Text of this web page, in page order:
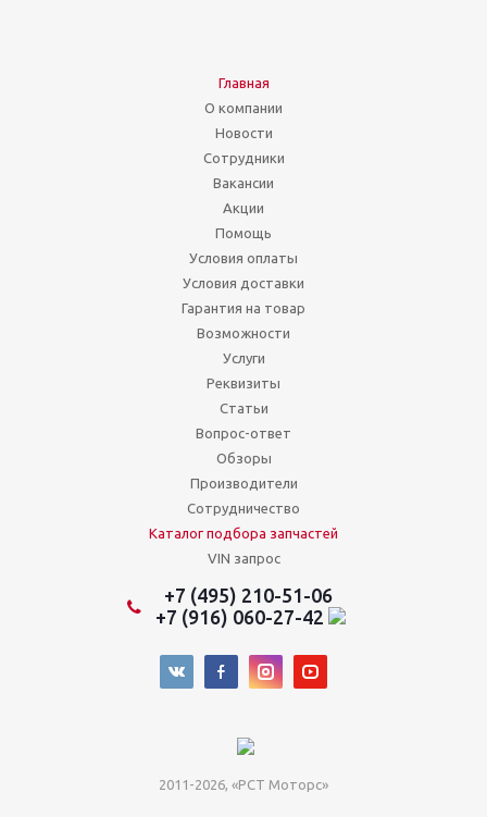
Главная
О компании
Новости
Сотрудники
Вакансии
Акции
Помощь
Условия оплаты
Условия доставки
Гарантия на товар
Возможности
Услуги
Реквизиты
Статьи
Вопрос-ответ
Обзоры
Производители
Сотрудничество
Каталог подбора запчастей
VIN запрос
+7 (495) 210-51-06
+7 (916) 060-27-42
2011-2026, «РСТ Моторс»